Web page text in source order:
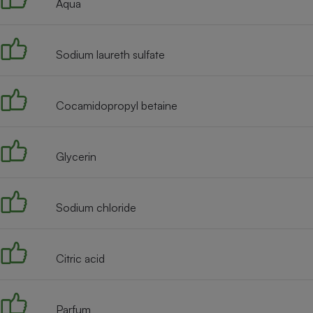
Aqua
Sodium laureth sulfate
Cocamidopropyl betaine
Glycerin
Sodium chloride
Citric acid
Parfum
Petit